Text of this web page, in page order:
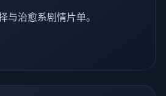
与治愈系剧情片单。